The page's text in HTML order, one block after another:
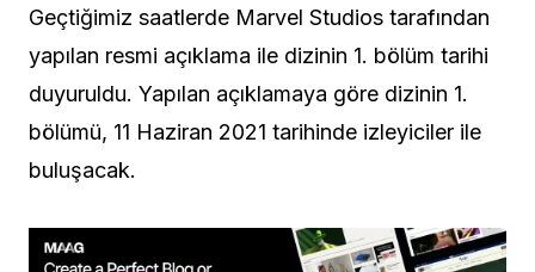
Geçtiğimiz saatlerde Marvel Studios tarafından
yapılan resmi açıklama ile dizinin 1. bölüm tarihi
duyuruldu. Yapılan açıklamaya göre dizinin 1.
bölümü, 11 Haziran 2021 tarihinde izleyiciler ile
buluşacak.